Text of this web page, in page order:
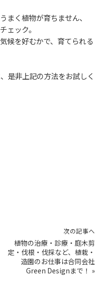
まく植物が育ちません、
ェック。
候を好むかで、育てられる
是非上記の方法をお試しく
次の記事へ
植物の治療・診療・庭木剪
定・伐根・伐採など、植栽・
造園のお仕事は合同会社
Green Designまで！ »